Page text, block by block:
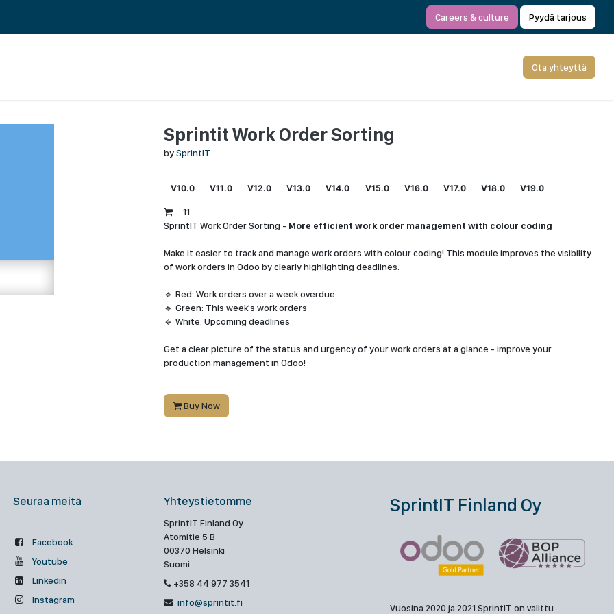
Careers & culture Pyydä tarjous
Ota yhteyttä
Sprintit Work Order Sorting
bySprintIT
V10.0 V11.0 V12.0 V13.0 V14.0 V15.0 V16.0 V17.0 V18.0 V19.0
11
SprintIT Work Order Sorting - More efficient work order management with colour coding
Make it easier to track and manage work orders with colour coding! This module improves the visibility
of work orders in Odoo by clearly highlighting deadlines.
🔹 Red: Work orders over a week overdue
🔹 Green: This week's work orders
🔹 White: Upcoming deadlines
Get a clear picture of the status and urgency of your work orders at a glance - improve your
production management in Odoo!
Buy Now
Seuraa meitä
Facebook
Youtube
Linkedin
Instagram
Yhteystietomme
SprintIT Finland Oy
Atomitie 5 B
00370 Helsinki
Suomi
+358 44 977 3541
info@sprintit.fi
SprintIT Finland Oy
Vuosina 2020 ja 2021 SprintIT on valittu